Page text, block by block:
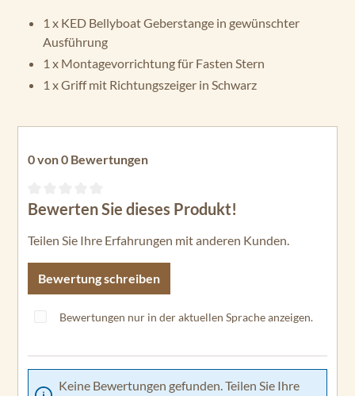
1 x KED Bellyboat Geberstange in gewünschter
Ausführung
1 x Montagevorrichtung für Fasten Stern
1 x Griff mit Richtungszeiger in Schwarz
0 von 0 Bewertungen
Durchschnittliche Bewertung von 0 von 5 Sternen
Bewerten Sie dieses Produkt!
Teilen Sie Ihre Erfahrungen mit anderen Kunden.
Bewertung schreiben
Bewertungen nur in der aktuellen Sprache anzeigen.
Keine Bewertungen gefunden. Teilen Sie Ihre